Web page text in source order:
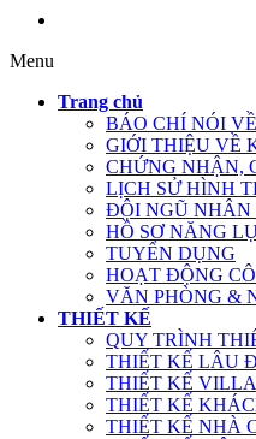
Menu
Trang chủ
BÁO CHÍ NÓI
GIỚI THIỆU VỀ
CHỨNG NHẬN,
LỊCH SỬ HÌNH
ĐỘI NGŨ NHÂN
HỒ SƠ NĂNG
TUYỂN DỤNG
HOẠT ĐỘNG
VĂN PHÒNG &
THIẾT KẾ
QUY TRÌNH
THIẾT KẾ LÂU
THIẾT KẾ VILLA
THIẾT KẾ
THIẾT KẾ NHÀ